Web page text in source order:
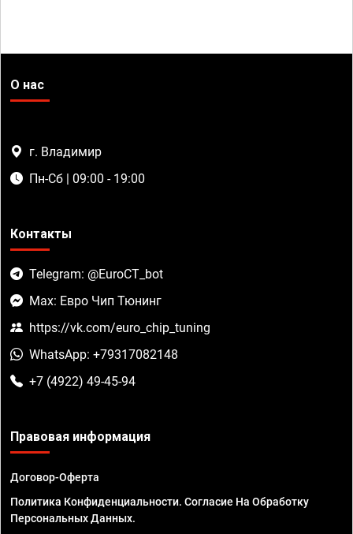
О нас
г. Владимир
Пн-Сб | 09:00 - 19:00
Контакты
Telegram: @EuroCT_bot
Max: Евро Чип Тюнинг
https://vk.com/euro_chip_tuning
WhatsApp: +79317082148
+7 (4922) 49-45-94
Правовая информация
Договор-Оферта
Политика Конфиденциальности. Согласие На Обработку
Персональных Данных.